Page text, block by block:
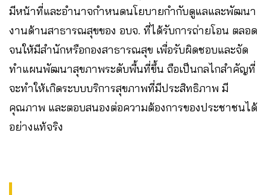
มีหน้าที่และอำนาจกำหนดนโยบายกำกับดูแลและพัฒนา
งานด้านสาธารณสุขของ อบจ. ที่ได้รับการถ่ายโอน ตลอด
จนให้มีสำนักหรือกองสาธารณสุข เพื่อรับผิดชอบและจัด
ทำแผนพัฒนาสุขภาพระดับพื้นที่ขึ้น ถือเป็นกลไกสำคัญที่
จะทำให้เกิดระบบบริการสุขภาพที่มีประสิทธิภาพ มี
คุณภาพ และตอบสนองต่อความต้องการของประชาชนได้
อย่างแท้จริง